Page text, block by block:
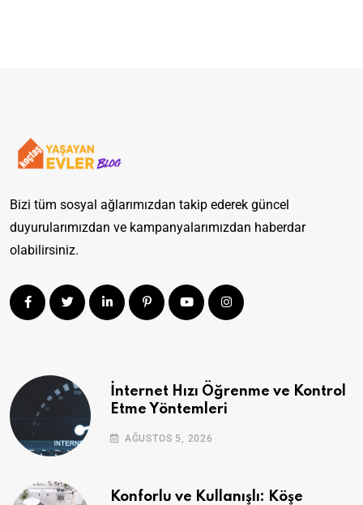
Bizi tüm sosyal ağlarımızdan takip ederek güncel
duyurularımızdan ve kampanyalarımızdan haberdar
olabilirsiniz.
İnternet Hızı Öğrenme ve Kontrol
Etme Yöntemleri
AĞUSTOS 5, 2026
Konforlu ve Kullanışlı: Köşe